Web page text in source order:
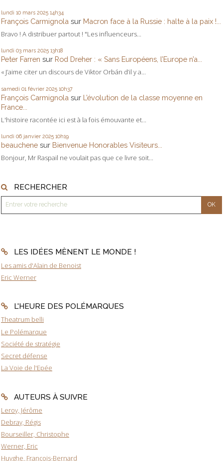
lundi 10 mars 2025 14h34
François Carmignola sur Macron face à la Russie : halte à la paix !...
Bravo ! A distribuer partout ! "Les influenceurs...
lundi 03 mars 2025 13h18
Peter Farren sur Rod Dreher : « Sans Européens, l’Europe n’a...
« J’aime citer un discours de Viktor Orbán d’il y a...
samedi 01 février 2025 10h37
François Carmignola sur L’évolution de la classe moyenne en
France...
L'histoire racontée ici est à la fois émouvante et...
lundi 06 janvier 2025 10h19
beauchene sur Bienvenue Honorables Visiteurs...
Bonjour, Mr Raspail ne voulait pas que ce livre soit...
RECHERCHER
LES IDÉES MÈNENT LE MONDE !
Les amis d'Alain de Benoist
Eric Werner
L'HEURE DES POLÉMARQUES
Theatrum belli
Le Polémarque
Société de stratégie
Secret défense
La Voie de l'Epée
AUTEURS À SUIVRE
Leroy, Jérôme
Debray, Régis
Bourseiller, Christophe
Werner, Eric
Huyghe, François-Bernard